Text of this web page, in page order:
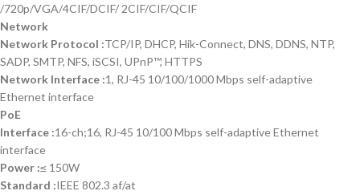
/720p/VGA/4CIF/DCIF/ 2CIF/CIF/QCIF
Network
Network Protocol :TCP/IP, DHCP, Hik-Connect, DNS, DDNS, NTP,
SADP, SMTP, NFS, iSCSI, UPnP™, HTTPS
Network Interface :1, RJ-45 10/100/1000 Mbps self-adaptive
Ethernet interface
PoE
Interface :16-ch;16, RJ-45 10/100 Mbps self-adaptive Ethernet
interface
Power :≤ 150W
Standard :IEEE 802.3 af/at